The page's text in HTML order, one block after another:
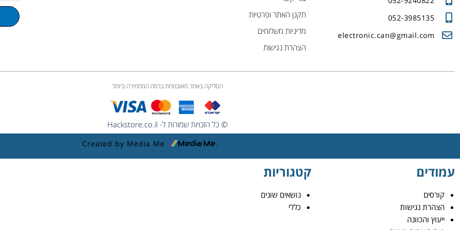
052-3985135
electronic.can@gmail.com
תקנן האתר ופרטיות
מדיניות משלוחים
הצהרת נגישות
הסליקה באתר מאובטחת ברמה המחמירה ביותר
© כל הזכויות שמורות ל- Hackstore.co.il
Created by Media Me
עמודים
קורסים
הצהרת נגישות
ייעוץ והכוונה
קטגוריות
נושאים שונים
כללי